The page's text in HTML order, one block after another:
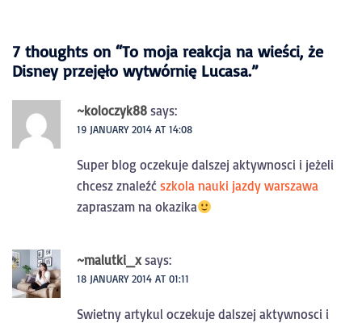
7 thoughts on “To moja reakcja na wieści, że
Disney przejęło wytwórnię Lucasa.”
~koloczyk88 says:
19 JANUARY 2014 AT 14:08
Super blog oczekuje dalszej aktywnosci i jeżeli
chcesz znaleźć szkola nauki jazdy warszawa
zapraszam na okazika
~malutki_x says:
18 JANUARY 2014 AT 01:11
Swietny artykul oczekuje dalszej aktywnosci i